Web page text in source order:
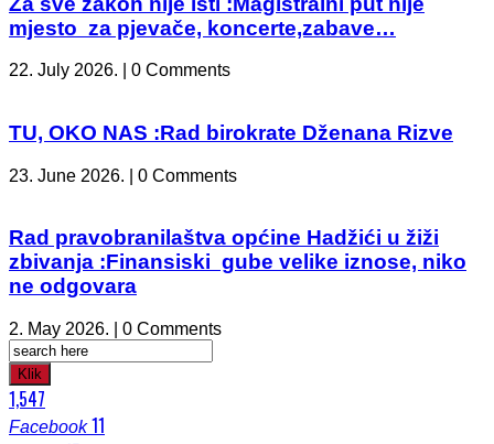
mjesto za pjevače, koncerte,zabave…
22. July 2026. | 0 Comments
TU, OKO NAS :Rad birokrate Dženana Rizve
23. June 2026. | 0 Comments
Rad pravobranilaštva općine Hadžići u žiži
zbivanja :Finansiski gube velike iznose, niko
ne odgovara
2. May 2026. | 0 Comments
Klik
1,547
Facebook 11